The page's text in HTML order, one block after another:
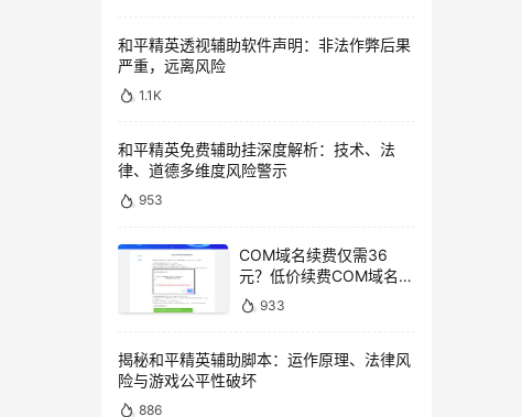
和平精英透视辅助软件声明：非法作弊后果
严重，远离风险
1.1K
和平精英免费辅助挂深度解析：技术、法
律、道德多维度风险警示
953
COM域名续费仅需36
元？低价续费COM域名教
程 933
揭秘和平精英辅助脚本：运作原理、法律风
险与游戏公平性破坏
886